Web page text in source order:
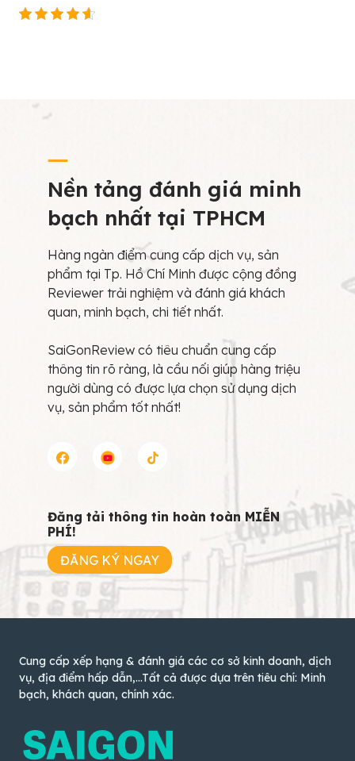
Nền tảng đánh giá minh
bạch nhất tại TPHCM
Hàng ngàn điểm cung cấp dịch vụ, sản
phẩm tại Tp. Hồ Chí Minh được cộng đồng
Reviewer trải nghiệm và đánh giá khách
quan, minh bạch, chi tiết nhất.
SaiGonReview có tiêu chuẩn cung cấp
thông tin rõ ràng, là cầu nối giúp hàng triệu
người dùng có được lựa chọn sử dụng dịch
vụ, sản phẩm tốt nhất!
Đăng tải thông tin hoàn toàn MIỄN
PHÍ!
ĐĂNG KÝ NGAY
Cung cấp xếp hạng & đánh giá các cơ sở kinh doanh, dịch
vụ, địa điểm hấp dẫn,...Tất cả được dựa trên tiêu chí: Minh
bạch, khách quan, chính xác.